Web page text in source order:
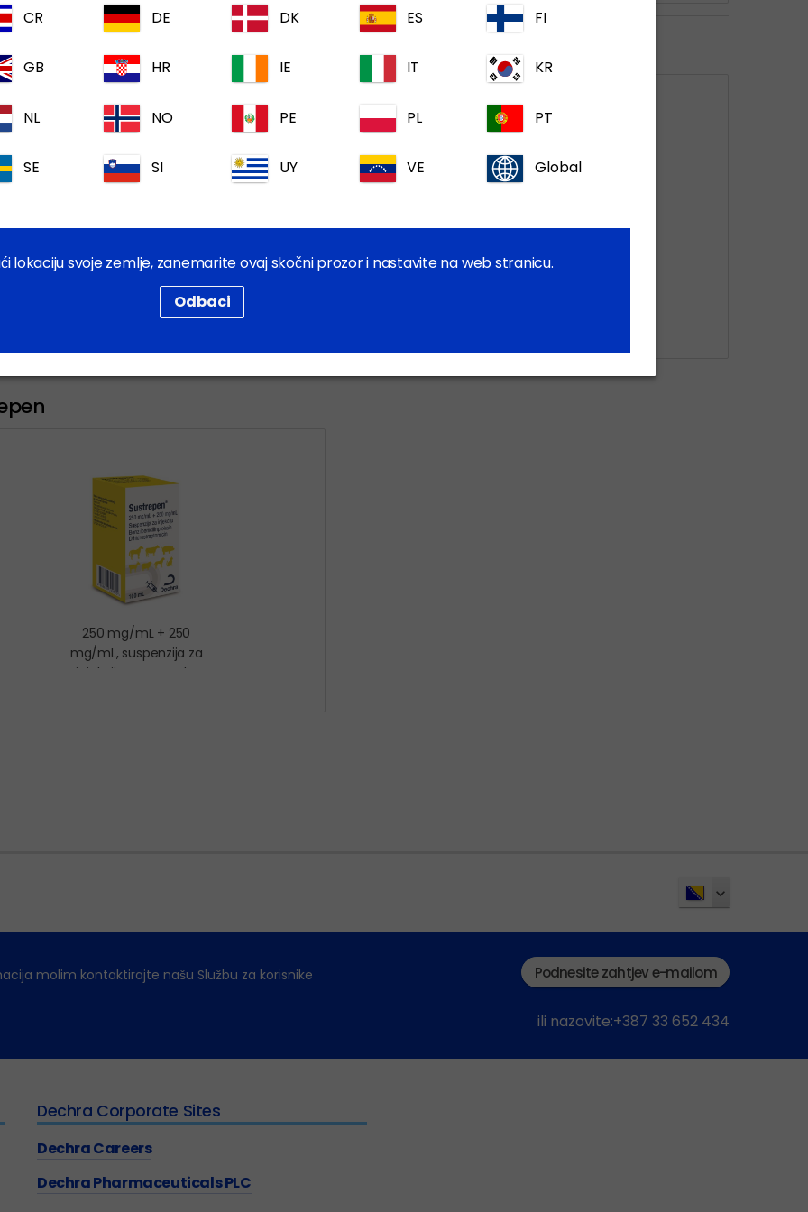
injekciju, pas, mačka,
glodavci, kunić, govedo,
američka vidrica (nerc)
Geomycin
250 mg/mL + 250
mg/mL, suspenzija za
injekciju, za goveda,
molim kontaktirajte našu Službu za korisnike Podnesite zahtjev e-mailom
ili nazovite:+387 33 652 434
Dechra Corporate Sites
Dechra Careers
Dechra Pharmaceuticals PLC
CR DE DK ES FI
GB HR IE IT KR
NL NO PE PL PT
SE SI UY VE Global
lokaciju svoje zemlje, zanemarite ovaj skočni prozor i nastavite na web stranicu.
Odbaci